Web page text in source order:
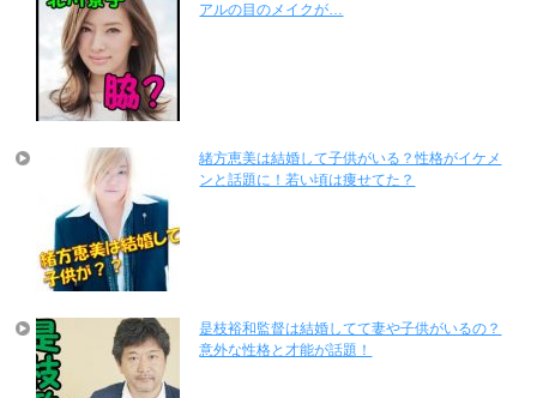
アルの目のメイクが…
緒方恵美は結婚して子供がいる？性格がイケメ
ンと話題に！若い頃は痩せてた？
是枝裕和監督は結婚してて妻や子供がいるの？
意外な性格と才能が話題！